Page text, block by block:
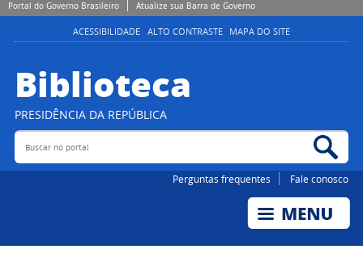
Portal do Governo Brasileiro Atualize sua Barra de Governo
ACESSIBILIDADE ALTO CONTRASTE MAPA DO SITE
Biblioteca
PRESIDÊNCIA DA REPÚBLICA
Buscar no portal
Perguntas frequentes Fale conosco